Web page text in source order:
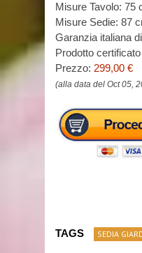
Misure Tavolo: 75
Misure Sedie: 87
Garanzia italiana
Prodotto
Prezzo: 299,00 €
(alla data del Oct 05,
TAGS SEDIA